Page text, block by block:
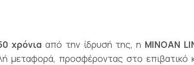
χρόνιααπό την ίδρυσή της, η MINOAN
μεταφορά, προσφέροντας στο επιβατικό